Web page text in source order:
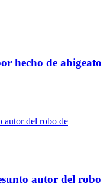
hecho de abigeato
autor del robo